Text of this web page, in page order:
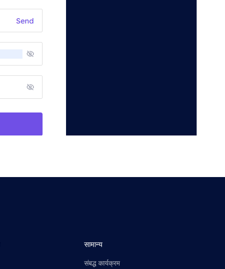
सामान्य
संबद्ध कार्यक्रम